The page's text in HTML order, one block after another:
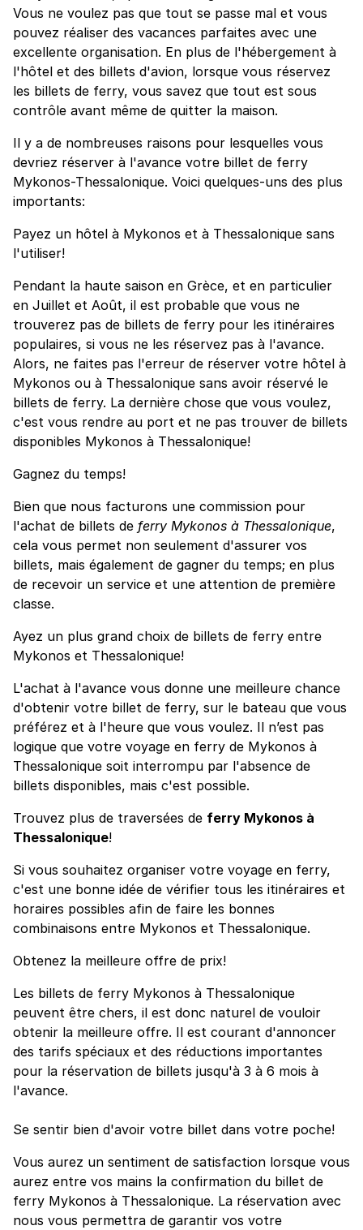
Vous ne voulez pas que tout se passe mal et vous
pouvez réaliser des vacances parfaites avec une
excellente organisation. En plus de l'hébergement à
l'hôtel et des billets d'avion, lorsque vous réservez
les billets de ferry, vous savez que tout est sous
contrôle avant même de quitter la maison.
Il y a de nombreuses raisons pour lesquelles vous
devriez réserver à l'avance votre billet de ferry
Mykonos-Thessalonique. Voici quelques-uns des plus
importants:
Payez un hôtel à Mykonos et à Thessalonique sans
l'utiliser!
Pendant la haute saison en Grèce, et en particulier
en Juillet et Août, il est probable que vous ne
trouverez pas de billets de ferry pour les itinéraires
populaires, si vous ne les réservez pas à l'avance.
Alors, ne faites pas l'erreur de réserver votre hôtel à
Mykonos ou à Thessalonique sans avoir réservé le
billets de ferry. La dernière chose que vous voulez,
c'est vous rendre au port et ne pas trouver de billets
disponibles Mykonos à Thessalonique!
Gagnez du temps!
Bien que nous facturons une commission pour
l'achat de billets de ferry Mykonos à Thessalonique,
cela vous permet non seulement d'assurer vos
billets, mais également de gagner du temps; en plus
de recevoir un service et une attention de première
classe.
Ayez un plus grand choix de billets de ferry entre
Mykonos et Thessalonique!
L'achat à l'avance vous donne une meilleure chance
d'obtenir votre billet de ferry, sur le bateau que vous
préférez et à l'heure que vous voulez. Il n’est pas
logique que votre voyage en ferry de Mykonos à
Thessalonique soit interrompu par l'absence de
billets disponibles, mais c'est possible.
Trouvez plus de traversées de ferry Mykonos à
Thessalonique!
Si vous souhaitez organiser votre voyage en ferry,
c'est une bonne idée de vérifier tous les itinéraires et
horaires possibles afin de faire les bonnes
combinaisons entre Mykonos et Thessalonique.
Obtenez la meilleure offre de prix!
Les billets de ferry Mykonos à Thessalonique
peuvent être chers, il est donc naturel de vouloir
obtenir la meilleure offre. Il est courant d'annoncer
des tarifs spéciaux et des réductions importantes
pour la réservation de billets jusqu'à 3 à 6 mois à
l'avance.
Se sentir bien d'avoir votre billet dans votre poche!
Vous aurez un sentiment de satisfaction lorsque vous
aurez entre vos mains la confirmation du billet de
ferry Mykonos à Thessalonique. La réservation avec
nous vous permettra de garantir vos votre